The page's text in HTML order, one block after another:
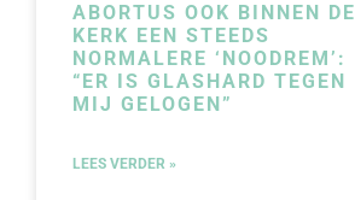
ABORTUS OOK BINNEN DE
KERK EEN STEEDS
NORMALERE ‘NOODREM’:
“ER IS GLASHARD TEGEN
MIJ GELOGEN”
LEES VERDER »